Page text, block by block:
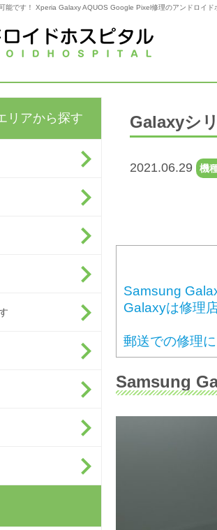
能です！ Xperia Galaxy AQUOS Google Pixel修理のアンドロイド
リアから探す Galaxyシ
2021.06.29 機
Samsung
Galaxyは修理
郵送での修理
Samsung